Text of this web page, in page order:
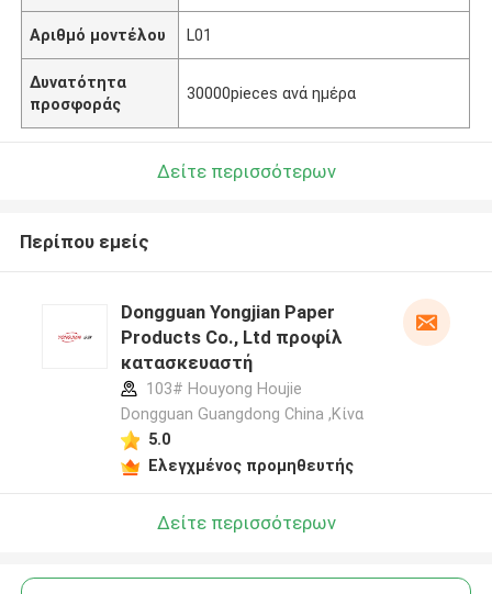
Αριθμό μοντέλου L01
Δυνατότητα
προσφοράς
30000pieces ανά ημέρα
Δείτε περισσότερων
Περίπου εμείς
Dongguan Yongjian Paper
Products Co., Ltd προφίλ
κατασκευαστή
103# Houyong Houjie
Dongguan Guangdong China ,Κίνα
5.0
Ελεγχμένος προμηθευτής
Δείτε περισσότερων